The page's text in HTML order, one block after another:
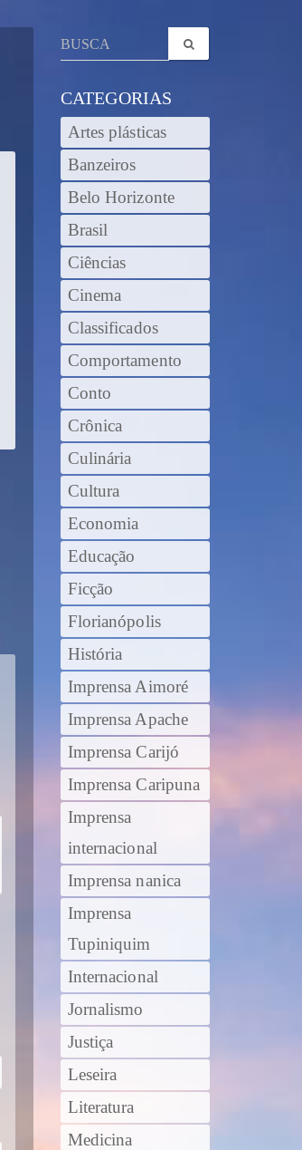
CATEGORIAS
Artes plásticas
Banzeiros
Belo Horizonte
Brasil
Ciências
Cinema
Classificados
Comportamento
Conto
Crônica
Culinária
Cultura
Economia
Educação
Ficção
Florianópolis
História
Imprensa Aimoré
Imprensa Apache
Imprensa Carijó
Imprensa Caripuna
Imprensa
internacional
Imprensa nanica
Imprensa
Tupiniquim
Internacional
Jornalismo
Justiça
Leseira
Literatura
Medicina